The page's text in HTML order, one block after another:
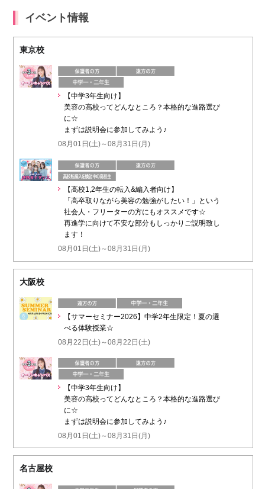
イベント情報
東京校
【中学3年生向け】
美容の高校ってどんなところ？本格的な進路選び
に☆
まずは説明会に参加してみよう♪
08月01日(土)～08月31日(月)
【高校1,2年生の転入&編入者向け】
「高卒取りながら美容の勉強がしたい！」という
社会人・フリーターの方にもオススメです☆
再進学に向けて不安な部分もしっかりご説明致し
ます！
08月01日(土)～08月31日(月)
大阪校
【サマーセミナー2026】中学2年生限定！夏の選
べる体験授業☆
08月22日(土)～08月22日(土)
【中学3年生向け】
美容の高校ってどんなところ？本格的な進路選び
に☆
まずは説明会に参加してみよう♪
08月01日(土)～08月31日(月)
名古屋校